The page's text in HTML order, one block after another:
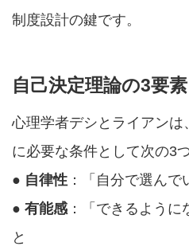
制度設計の鍵です。
自己決定理論の3要素
心理学者デシとライアン
に必要な条件として次の3
● 自律性 ：「自分で選ん
● 有能感 ：「できるように
と